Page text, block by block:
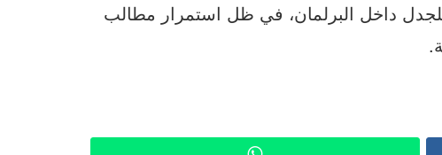
داخل البرلمان، في ظل استمرار مطالب